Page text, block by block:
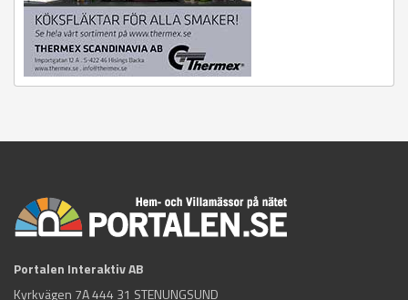
Portalen Interaktiv AB
Kyrkvägen 7A 444 31 STENUNGSUND